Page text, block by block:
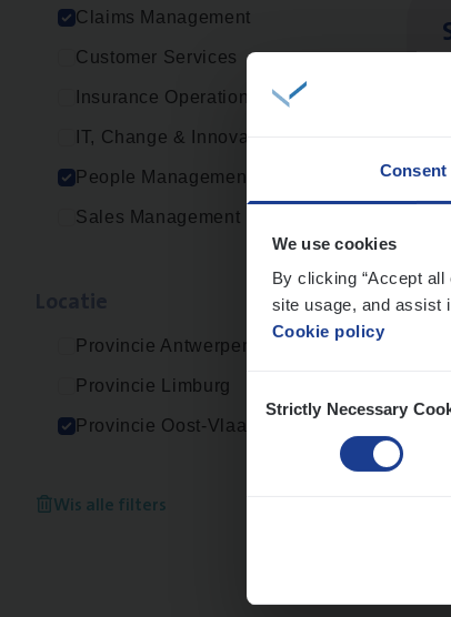
Consent
We use cookies
By clicking “Accept
site usage, and assist
Cookie policy
Selection
Strictly Necessary
Claims Management
Customer Services
Insurance Operations
IT, Change & Innovation
People Management
Sales Management
Provincie Antwerpen
Provincie Limburg
Provincie Oost-Vlaanderen
Wis alle filters